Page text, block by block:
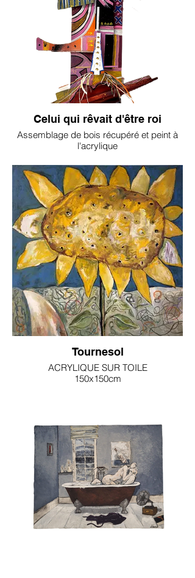
Celui qui rêvait d'être roi
Assemblage de bois récupéré et peint à
l'acrylique
650€
Tournesol
ACRYLIQUE SUR TOILE
150x150cm